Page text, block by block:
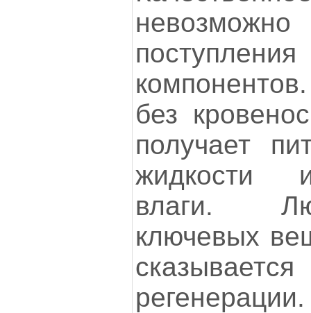
невозможно
без
получает
жидкости
влаги.
ключевых
регенерации.